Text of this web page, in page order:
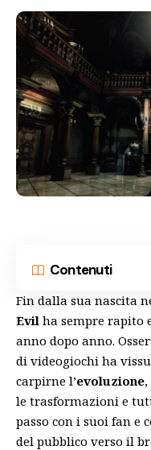
Contenuti
Fin dalla sua nascita
Evil ha sempre rapito
anno dopo anno.
di videogiochi ha
carpirne l’evoluzione
le trasformazioni e
passo con i suoi fan e
del pubblico verso il